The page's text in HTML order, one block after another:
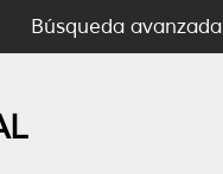
Búsqueda avanzada